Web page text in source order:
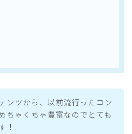
ンツから、以前流行ったコン
ちゃくちゃ豊富なのでとても
！